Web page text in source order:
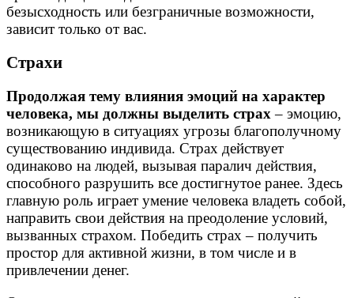
безысходность или безграничные возможности,
зависит только от вас.
Страхи
Продолжая тему влияния эмоций на характер
человека, мы должны выделить страх – эмоцию,
возникающую в ситуациях угрозы благополучному
существованию индивида. Страх действует
одинаково на людей, вызывая паралич действия,
способного разрушить все достигнутое ранее. Здесь
главную роль играет умение человека владеть собой,
направить свои действия на преодоление условий,
вызванных страхом. Победить страх – получить
простор для активной жизни, в том числе и в
привлечении денег.